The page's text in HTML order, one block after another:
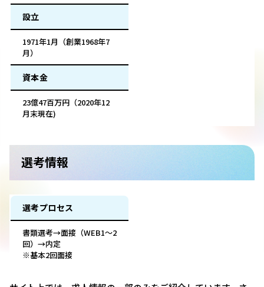
設立
1971年1月（創業1968年7
月）
資本金
23億47百万円（2020年12
月末現在)
選考情報
選考プロセス
書類選考→面接（WEB1～2
回）→内定
※基本2回面接